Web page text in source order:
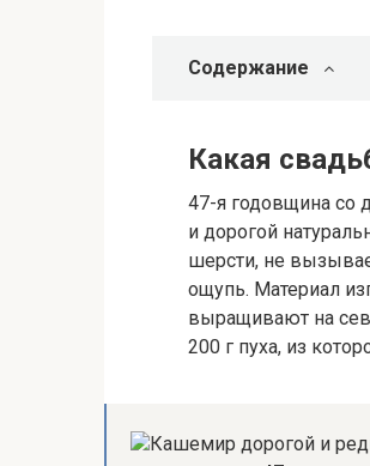
Содержание
Какая
47-я годовщина со
и дорогой
шерсти, не
ощупь. Материал
выращивают на
200 г пуха, из
Кашемир дорогой и